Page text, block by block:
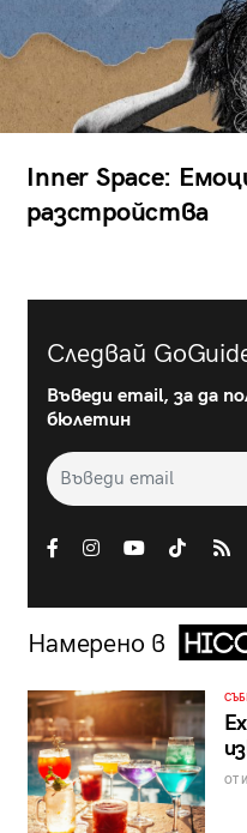
Inner Space:
разстройства
Следвай
Въведи email, за да
бюлетин
Намерено в
ОТ